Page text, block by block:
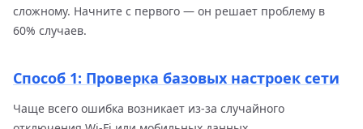
сложному. Начните с первого — он решает проблему в
60% случаев.
Способ 1: Проверка базовых настроек сети
Чаще всего ошибка возникает из-за случайного